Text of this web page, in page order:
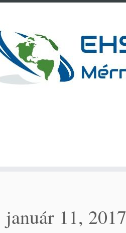
január 11, 2017